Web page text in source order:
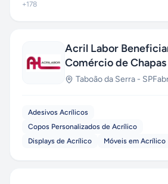
+178
Acril Labor
Comércio de
Taboão da Serra - SP
Adesivos Acrílicos
Copos Personalizados de Acrílico
Displays de Acrílico
Móveis em Acrílico